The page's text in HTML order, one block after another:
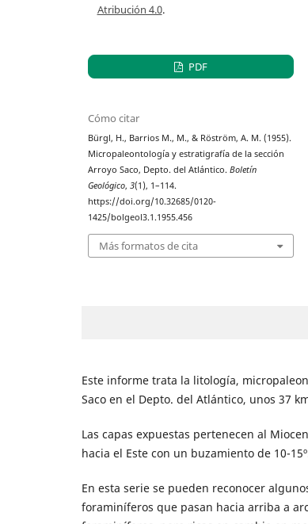
Atribución 4.0.
PDF
Cómo citar
Bürgl, H., Barrios M., M., & Röström, A. M. (1955).
Micropaleontología y estratigrafía de la sección
Arroyo Saco, Depto. del Atlántico.Boletín
Geológico,3(1), 1–114.
https://doi.org/10.32685/0120-
1425/bolgeol3.1.1955.456
Más formatos de cita
Este informe trata la litología,
Saco en el Depto. del Atlántico, unos 37
Las capas expuestas pertenecen al
hacia el Este con un buzamiento de 10-
En esta serie se pueden reconocer
foraminíferos que pasan hacia arriba a